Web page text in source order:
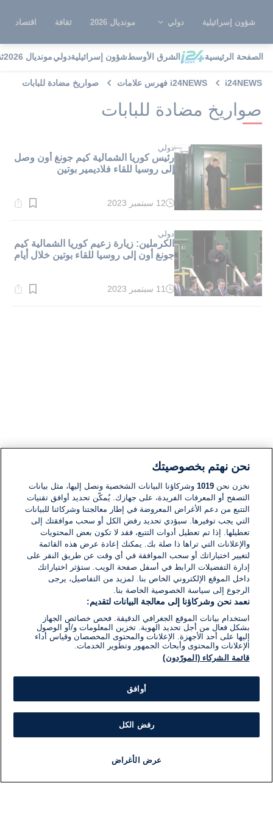
شؤون إسرائيلية دولي مونديال 2026 ثقافة اقتصاد
الصفحة الرئيسية الشرق الأوسطشؤون إسرائيليةدوليمونديال 2026
i24NEWS i24NEWS فهرس علامات صواريخ مضادة للبابات
صواريخ مضادة للبابات
دولي
رئيس كوريا الشمالية كيم جونغ أون وصل
إلى روسيا للقاء فلاديمير بوتين
وقت
دقيقة.
12 سبتمبر 2023
دولي
الكرملين: زيارة زعيم كوريا الشمالية كيم
جونغ أون إلى روسيا للقاء بوتين خلال أيام
وقت
11 سبتمبر 2023
نحن نهتم بخصوصيتك
نخزن نحن1019 وشركاؤنا البيانات الشخصية ونصل إليها، مثل بيانات
التصفح أو المعرفات الفريدة، على جهازك. يُمكّن تحديد أوافق تقنيات
التتبع من دعم الأغراض المعروضة في إطار معالجتنا وشركائنا للبيانات
التي يجب توفيرها. سيؤدي تحديد رفض الكل أو سحب موافقتك إلى
تعطيلها. إذا تم تعطيل أدوات التتبع، فقد لا تكون بعض المحتويات
والإعلانات التي تراها ذا صلة بك. يمكنك إعادة عرض هذه القائمة
لتغيير اختياراتك أو سحب الموافقة في أي وقت عن طريق النقر على
إدارة التفضيلات الرابط في أسفل صفحة الويب. ستؤثر اختياراتك
داخل الموقع الإلكتروني الخاص بنا. لمزيد من التفاصيل، يرجى
الرجوع إلى سياسة الخصوصية الخاصة بنا.
نعمد نحن وشركاؤنا إلى معالجة البيانات لتقديم:
استخدام بيانات الموقع الجغرافي الدقيقة. فحص خصائص الجهاز
بشكل فعال من أجل تحديد الهوية. تخزين المعلومات و/أو الوصول
إليها على أحد الأجهزة. الإعلانات والمحتوى المخصصان وقياس أداء
الإعلانات والمحتوى وأبحاث الجمهور وتطوير الخدمات.
قائمة الشركاء (المورّدون)
أوافق
رفض الكل
عرض الأغراض